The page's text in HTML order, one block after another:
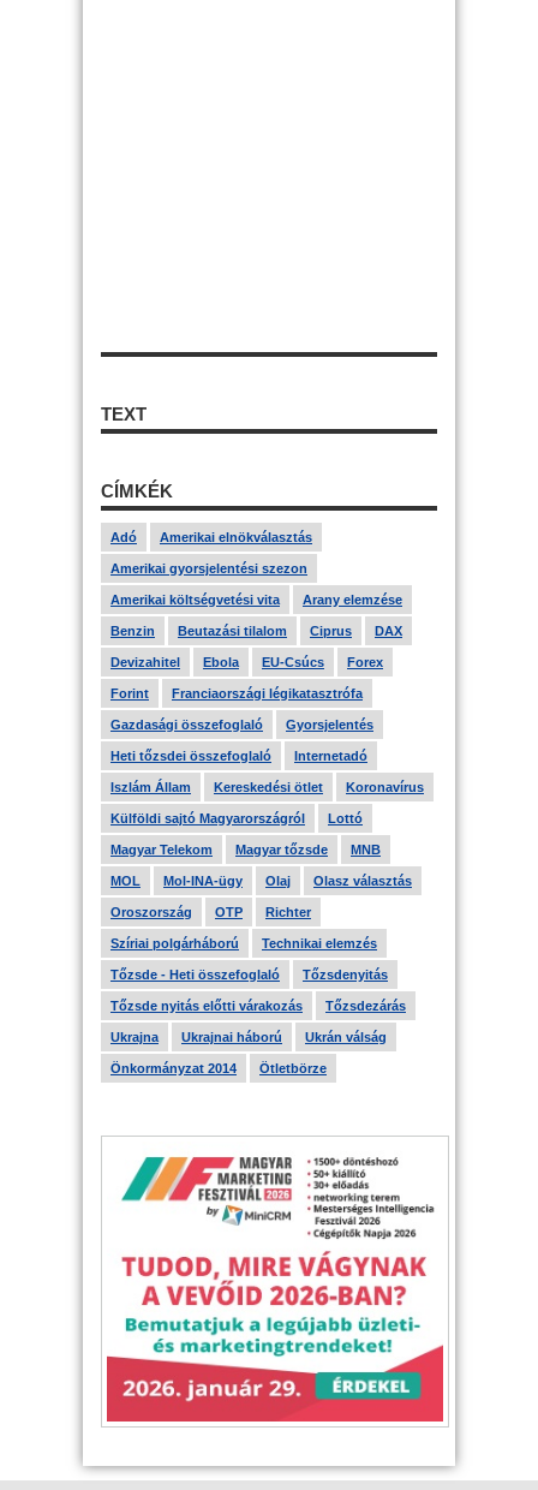
TEXT
CÍMKÉK
Adó Amerikai elnökválasztás
Amerikai gyorsjelentési szezon
Amerikai költségvetési vita Arany elemzése
Benzin Beutazási tilalom Ciprus DAX
Devizahitel Ebola EU-Csúcs Forex
Forint Franciaországi légikatasztrófa
Gazdasági összefoglaló Gyorsjelentés
Heti tőzsdei összefoglaló Internetadó
Iszlám Állam Kereskedési ötlet Koronavírus
Külföldi sajtó Magyarországról Lottó
Magyar Telekom Magyar tőzsde MNB
MOL Mol-INA-ügy Olaj Olasz választás
Oroszország OTP Richter
Szíriai polgárháború Technikai elemzés
Tőzsde - Heti összefoglaló Tőzsdenyitás
Tőzsde nyitás előtti várakozás Tőzsdezárás
Ukrajna Ukrajnai háború Ukrán válság
Önkormányzat 2014 Ötletbörze